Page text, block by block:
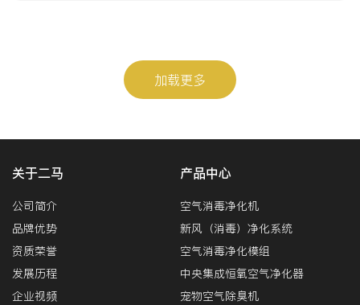
加载更多
关于二马
公司简介
品牌优势
资质荣誉
发展历程
企业视频
产品中心
空气消毒净化机
新风（消毒）净化系统
空气消毒净化模组
中央集成恒氧空气净化器
宠物空气除臭机